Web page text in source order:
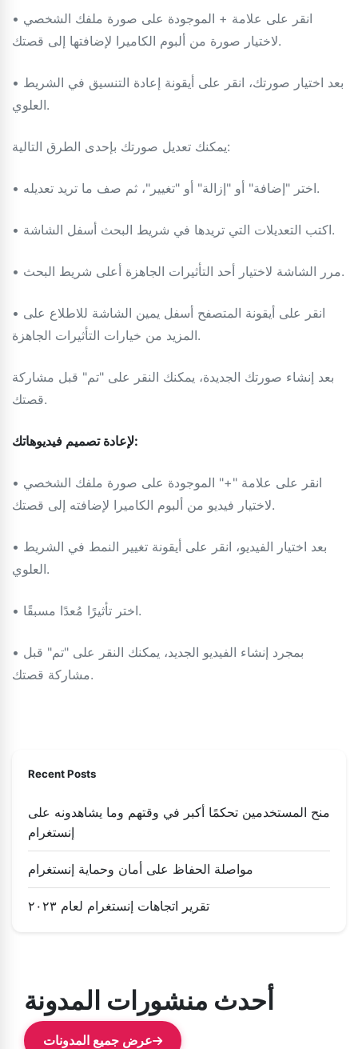
• انقر على علامة + الموجودة على صورة ملفك الشخصي
لاختيار صورة من ألبوم الكاميرا لإضافتها إلى قصتك.
• بعد اختيار صورتك، انقر على أيقونة إعادة التنسيق في الشريط
العلوي.
يمكنك تعديل صورتك بإحدى الطرق التالية:
• اختر "إضافة" أو "إزالة" أو "تغيير"، ثم صف ما تريد تعديله.
• اكتب التعديلات التي تريدها في شريط البحث أسفل الشاشة.
• مرر الشاشة لاختيار أحد التأثيرات الجاهزة أعلى شريط البحث.
• انقر على أيقونة المتصفح أسفل يمين الشاشة للاطلاع على
المزيد من خيارات التأثيرات الجاهزة.
بعد إنشاء صورتك الجديدة، يمكنك النقر على "تم" قبل مشاركة
قصتك.
لإعادة تصميم فيديوهاتك:
• انقر على علامة "+" الموجودة على صورة ملفك الشخصي
لاختيار فيديو من ألبوم الكاميرا لإضافته إلى قصتك.
• بعد اختيار الفيديو، انقر على أيقونة تغيير النمط في الشريط
العلوي.
• اختر تأثيرًا مُعدًا مسبقًا.
• بمجرد إنشاء الفيديو الجديد، يمكنك النقر على "تم" قبل
مشاركة قصتك.
Recent Posts
منح المستخدمين تحكمًا أكبر في وقتهم وما يشاهدونه على
إنستغرام
مواصلة الحفاظ على أمان وحماية إنستغرام
تقرير اتجاهات إنستغرام لعام ٢٠٢٣
أحدث منشورات المدونة
عرض جميع المدونات